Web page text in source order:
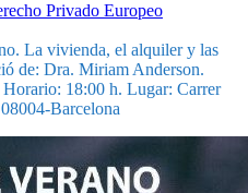
Privado Europeo
La vivienda, el alquiler y las
de: Dra. Miriam Anderson.
18:00 h. Lugar: Carrer
Barcelona